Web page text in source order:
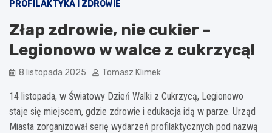
PROFILAKTYKA I ZDROWIE
Złap zdrowie, nie cukier –
Legionowo w walce z cukrzycą!
8 listopada 2025 Tomasz Klimek
14 listopada, w Światowy Dzień Walki z Cukrzycą, Legionowo
staje się miejscem, gdzie zdrowie i edukacja idą w parze. Urząd
Miasta zorganizował serię wydarzeń profilaktycznych pod nazwą